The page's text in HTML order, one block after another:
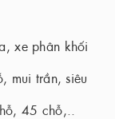
xe phân khối
mui trần, siêu
45 chỗ,..